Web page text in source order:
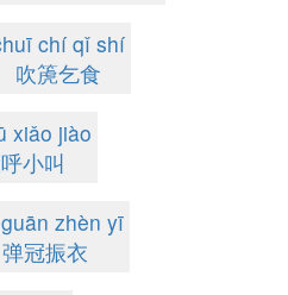
chí qǐ shí
吹箎乞食
xiǎo jiào
小叫
zhèn yī
弹冠振衣